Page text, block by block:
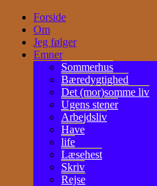
Forside
Om
Jeg følger
Emner
Sommerhus
Bæredygtighed
Det (mor)somme liv
Ugens stener
Arbejdsliv
Have
life
Læsehest
Skriv
Rejse